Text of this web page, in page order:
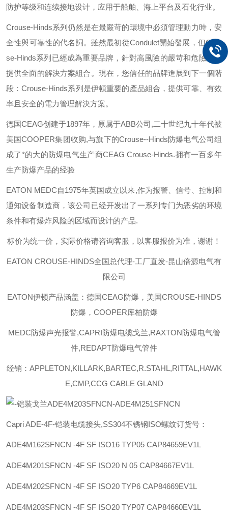
防护等级和连续接地设计，应用于船舶、海上平台及石化行业。
Crouse-Hinds系列仍然是在最嚴苛的環境中必須管理動力時，安
全性與可靠性的代名詞。雖然最初從Condulet開始發展，但Crou
se-Hinds系列已經成為重要品牌，針對高風險的嚴苛和危險環境
提供全面的解決方案組合。現在，您信任的品牌進展到下一個階
段：Crouse-Hinds系列是伊頓重要的產品組合，提供可靠、有效
率且安全的電力管理解決方案。
德国CEAG创建于1897年，原属于ABB公司,二十世纪九十年代被
美国COOPER集团收购,与旗下的Crouse--Hinds防爆电气公司组
成了*的大的防爆电气生产商CEAG Crouse-Hinds.拥有一百多年
生产防爆产品的经验
EATON MEDC自1975年英国成立以来,作为报警、信号、控制和
通知设备制造商，该公司已经开发出了一系列专门为恶劣的环境
条件和有爆炸风险的区域而设计的产品.
标价为统一价，实际价格请咨询客服，以客服报价为准，谢谢！
EATON CROUSE-HINDS全国总代理-工厂直发-昆山倍源电气有
限公司
EATON伊顿产品涵盖：德国CEAG防爆，美国CROUSE-HINDS
防爆，COOPER库柏防爆
MEDC防爆声光报警,CAPRI防爆电缆戈兰,RAXTON防爆电气管
件,REDAPT防爆电气管件
经销：APPLETON,KILLARK,BARTEC,R.STAHL,RITTAL,HAWK
E,CMP,CCG CABLE GLAND
Capri ADE-4F-铠装电缆接头,SS304不锈钢ISO螺纹订货号：
ADE4M162SFNCN -4F SF ISO16 TYP05 CAP84659EV1L
ADE4M201SFNCN -4F SF ISO20 N 05 CAP84667EV1L
ADE4M202SFNCN -4F SF ISO20 TYP6 CAP84669EV1L
ADE4M203SFNCN -4F SF ISO20 TYP07 CAP84660EV1L